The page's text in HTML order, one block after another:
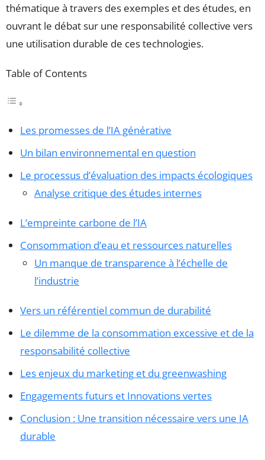
thématique à travers des exemples et des études, en
ouvrant le débat sur une responsabilité collective vers
une utilisation durable de ces technologies.
Table of Contents
Les promesses de l’IA générative
Un bilan environnemental en question
Le processus d’évaluation des impacts écologiques
Analyse critique des études internes
L’empreinte carbone de l’IA
Consommation d’eau et ressources naturelles
Un manque de transparence à l’échelle de
l’industrie
Vers un référentiel commun de durabilité
Le dilemme de la consommation excessive et de la
responsabilité collective
Les enjeux du marketing et du greenwashing
Engagements futurs et Innovations vertes
Conclusion : Une transition nécessaire vers une IA
durable